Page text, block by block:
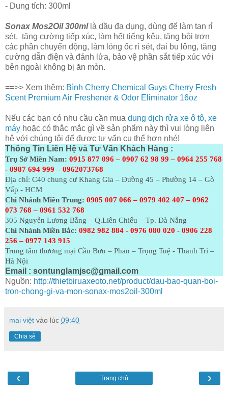
- Dung tích: 300ml
Sonax Mos2Oil 300mllà dầu đa dụng, dùng để làm tan rỉ
sét, tăng cường tiếp xúc, làm hết tiếng kêu, tăng bôi trơn
các phần chuyển động, làm lỏng ốc rỉ sét, đai bu lông, tăng
cường dẫn điện và đánh lửa, bảo vệ phần sắt tiếp xúc với
bên ngoài không bị ăn mòn.
==>> Xem thêm: Bình Cherry Chemical Guys Cherry Fresh
Scent Premium Air Freshener & Odor Eliminator 16oz
Nếu các bạn có nhu cầu cần mua dung dịch rửa xe ô tô, xe
máy hoặc có thắc mắc gì về sản phẩm này thì vui lòng liên
hệ với chúng tôi để được tư vấn cụ thể hơn nhé!
Thông Tin Liên Hệ và Tư Vấn Khách Hàng :
Trụ Sở Miền Nam: 0915 877 096 – 0907 62 98 99 – 0964 255 768
- 0987 694 999 – 0962073768
Địa chỉ: C40 chung cư Khang Gia – Đường 45 – Phường 14 – Gò
Vấp - HCM
Chi Nhánh Miền Trung: 0905 007 066 – 0979 402 407 – 0962
073 768 – 0961 532 768
305 Nguyễn Lương Bằng – Q.Liên Chiểu – Tp. Đà Nẵng
Chi Nhánh Miền Bắc: 0982 982 884 - 0976 080 020 - 0906 228
256 – 0977 143 915
Trung tâm thương mại Cầu Bưu – Phan – Trọng Tuệ - Thanh Trì –
Hà Nội
Email : sontunglamjsc@gmail.com
Nguồn: http://thietbiruaxeoto.net/product/dau-bao-quan-boi-
tron-chong-gi-va-mon-sonax-mos2oil-300ml
mai việt vào lúc 09:40
Chia sẻ
‹ ›
Trang chủ